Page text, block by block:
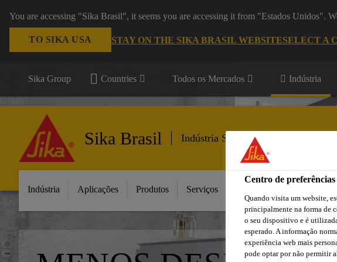
You are accessing "Sika Brasil", it seems you are accessing it from "Estados Unidos".
TO SIKA USA STAY ON THE SIKA BRASIL WEBSITESELECT A
Sika Group Countries Todos os Mercados Indústria
Sika Brasil Indústria Segmentos
Indústria Aplicações Produtos Serviços
Centro de
Quando visita um website,
principalmente na forma de
o seu dispositivo e é
esperado. A informação
experiência web mais
pode optar por não permitir